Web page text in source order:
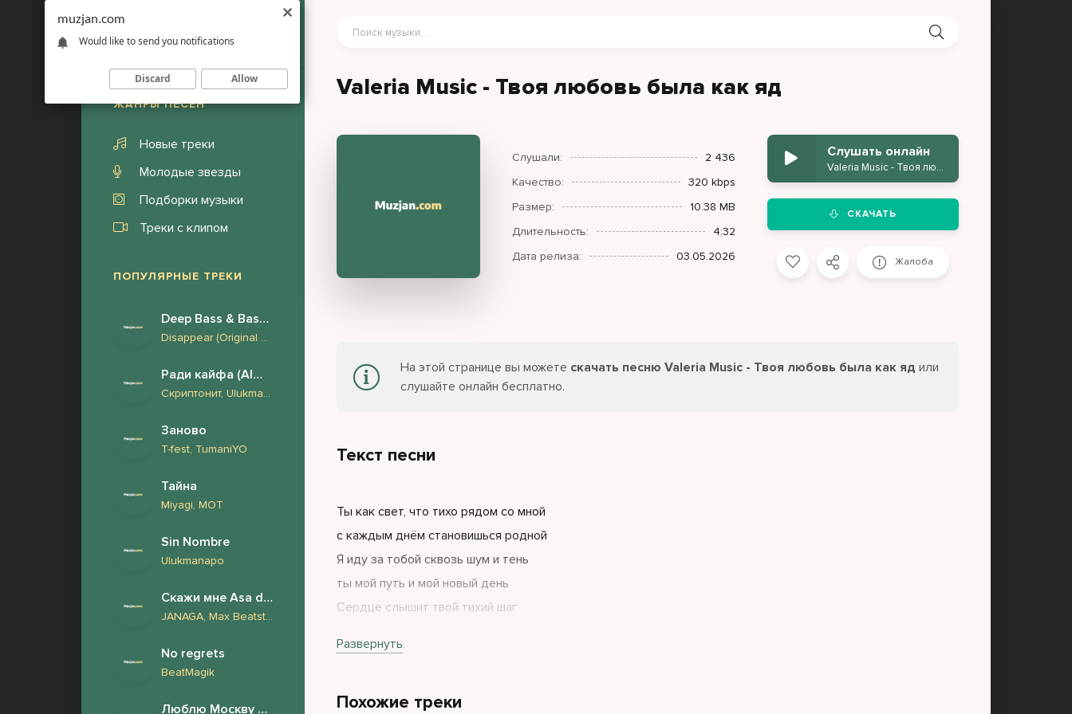
ЖАНРЫ ПЕСЕН
Новые треки
Молодые звезды
Подборки музыки
Треки с клипом
ПОПУЛЯРНЫЕ ТРЕКИ
Deep Bass & Bass Boosted
Disappear (Original Mix) Face to Face
Ради кайфа (Almaz Remix)
Скриптонит, Ulukmanapo, Truwer, V $ X V PRiNCE, Эндшпиль, Miyagi
Заново
T-fest, TumaniYO
Тайна
Miyagi, МОТ
Sin Nombre
Ulukmanapo
Скажи мне Asa du 2.0
JANAGA, Max Beatstone, FURSOV, Harddope
No regrets
BeatMagik
Люблю Москву но снится London
Valeria Music - Твоя любовь была как яд
Слушали:
2 436
Качество:
320 kbps
Размер:
10.38 MB
Длительность:
4:32
Дата релиза:
03.05.2026
Слушать онлайн
Valeria Music - Твоя любовь была как яд
СКАЧАТЬ
Жалоба
На этой странице вы можете скачать песню Valeria Music - Твоя любовь была как яд или
слушайте онлайн бесплатно.
Текст песни
Ты как свет, что тихо рядом со мной
с каждым днём становишься родной
Я иду за тобой сквозь шум и тень
ты мой путь и мой новый день
Сердце слышит твой тихий шаг
Этот бас как пульс ведёт меня вперёд
Развернуть
Похожие треки
muzjan.com
Would like to send you notifications
Discard Allow